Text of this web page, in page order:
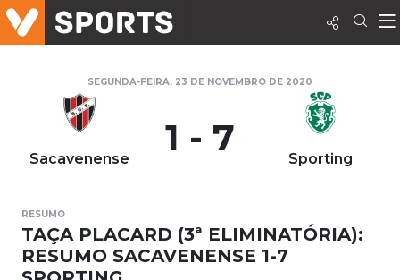
SEGUNDA-FEIRA, 23 DE NOVEMBRO DE 2020
Sacavenense 1 - 7 Sporting
RESUMO
TAÇA PLACARD (3ª ELIMINATÓRIA):
RESUMO SACAVENENSE 1-7